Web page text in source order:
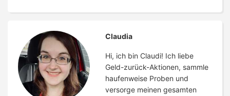
Claudia
Hi, ich bin Claudi! Ich liebe
Geld-zurück-Aktionen, sammle
haufenweise Proben und
versorge meinen gesamten